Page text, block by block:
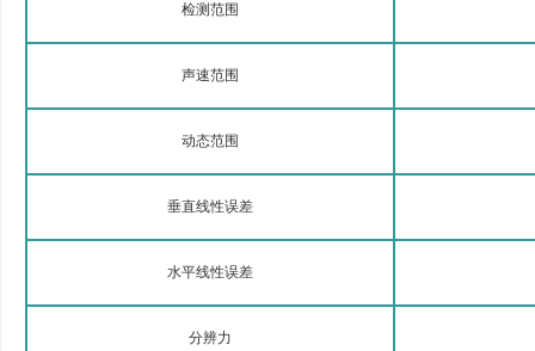
检测范围
声速范围
动态范围
垂直线性误差
水平线性误差
分辨力